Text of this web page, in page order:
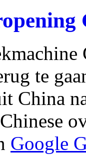
te
China
Google